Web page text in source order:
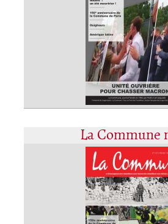
La Commune